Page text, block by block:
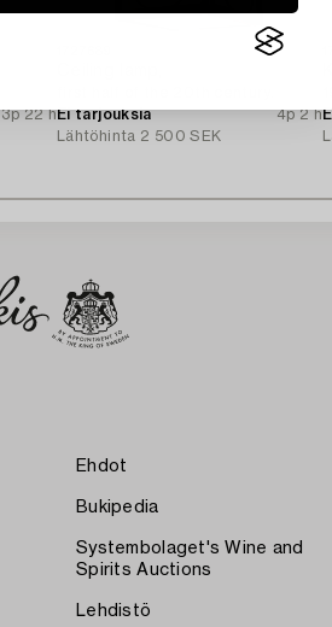
3p 22 hEi tarjouksia
4p 2 h
Lähtöhinta 2 500 SEK
Ehdot
Bukipedia
Systembolaget's Wine and
Spirits Auctions
Lehdistö